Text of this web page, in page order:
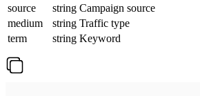
source
string Campaign source
medium
string Traffic type
term
string Keyword